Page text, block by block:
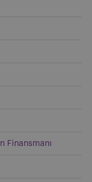
Finansmanı